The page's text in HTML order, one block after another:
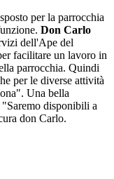
per la parrocchia
Don Carlo
dell'Ape del
facilitare un lavoro in
parrocchia. Quindi
per le diverse attività
Una bella
disponibili a
don Carlo.